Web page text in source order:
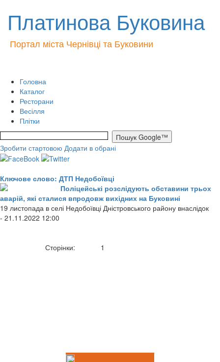
Платинова Буковина
Портал міста Чернівці та Буковини
Головна
Каталог
Ресторани
Весілля
Плітки
Зробити стартовою Додати в обрані
Ключове слово: ДТП Недобоївці
Поліцейські розслідують обставини трьох
аварій, які сталися впродовж вихідних на Буковині
19 листопада в селі Недобоївці Дністровського району внаслідок
- 21.11.2022 12:00
Сторінки: 1